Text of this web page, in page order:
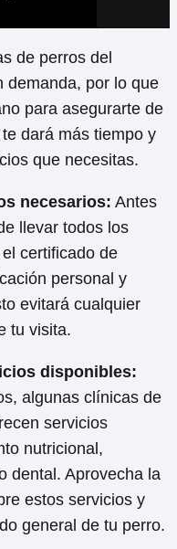
de perros del
demanda, por lo que
para asegurarte de
dará más tiempo y
que necesitas.
necesarios: Antes
llevar todos los
certificado de
personal y
evitará cualquier
tu visita.
disponibles:
algunas clínicas de
servicios
nutricional,
dental. Aprovecha la
estos servicios y
general de tu perro.